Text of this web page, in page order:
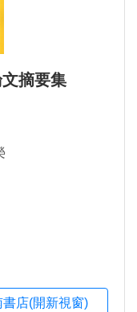
摘要集
書店(開新視窗)